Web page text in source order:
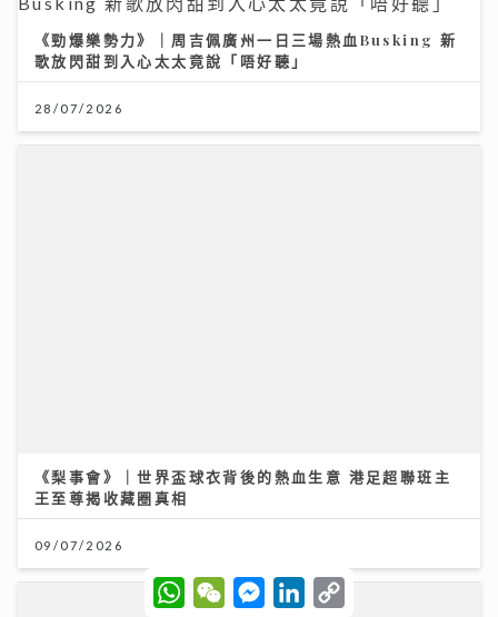
《勁爆樂勢力》｜周吉佩廣州一日三場熱血Busking 新
歌放閃甜到入心太太竟說「唔好聽」
28/07/2026
《梨事會》｜世界盃球衣背後的熱血生意 港足超聯班主
王至尊揭收藏圈真相
09/07/2026
W
h
W
e
M
e
L